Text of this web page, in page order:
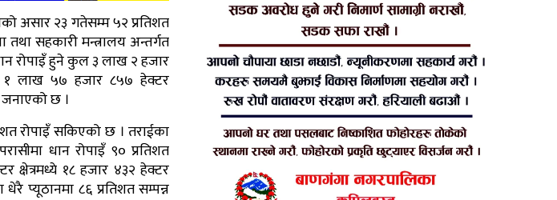
असार २३ गतेसम्म ५२ प्रतिशत
सहकारी मन्त्रालय अन्तर्गत
रोपाइँ हुने कुल ३ लाख २ हजार
१ लाख ५७ हजार ८५७ हेक्टर
जनाएको छ ।
रोपाइँ सकिएको छ । तराईका
धान रोपाइँ ९० प्रतिशत
क्षेत्रमध्ये १८ हजार ४३२ हेक्टर
प्यूठानमा ८६ प्रतिशत सम्पन्न